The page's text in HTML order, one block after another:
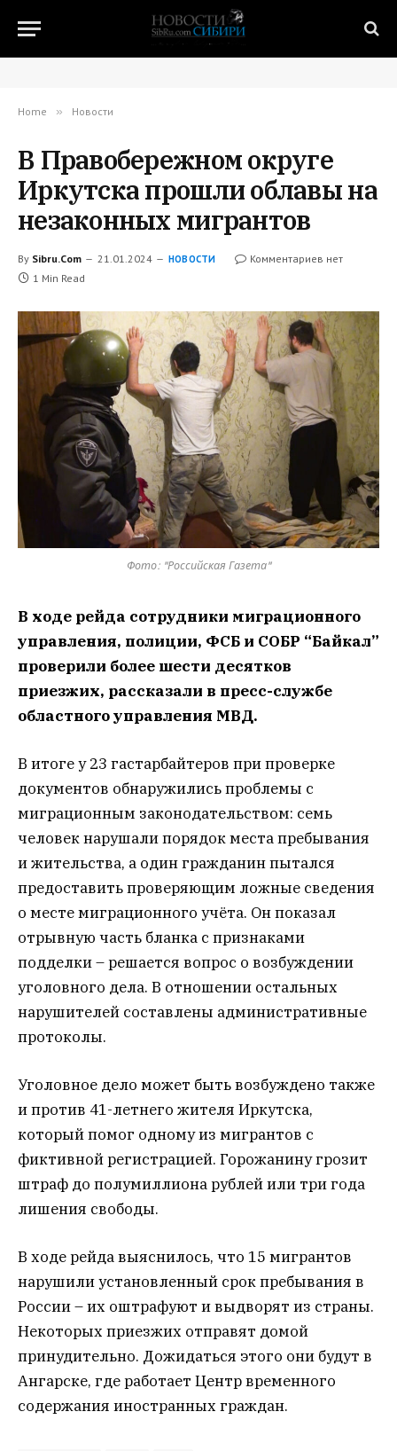
Home » Новости
В Правобережном округе
Иркутска прошли облавы на
незаконных мигрантов
By Sibru.Com 21.01.2024 НОВОСТИ
Комментариев нет
1 Min Read
Фото: "Российская Газета"
В ходе рейда сотрудники миграционного
управления, полиции, ФСБ и СОБР “Байкал”
проверили более шести десятков
приезжих, рассказали в пресс-службе
областного управления МВД.
В итоге у 23 гастарбайтеров при проверке
документов обнаружились проблемы с
миграционным законодательством: семь
человек нарушали порядок места пребывания
и жительства, а один гражданин пытался
предоставить проверяющим ложные сведения
о месте миграционного учёта. Он показал
отрывную часть бланка с признаками
подделки – решается вопрос о возбуждении
уголовного дела. В отношении остальных
нарушителей составлены административные
протоколы.
Уголовное дело может быть возбуждено также
и против 41-летнего жителя Иркутска,
который помог одному из мигрантов с
фиктивной регистрацией. Горожанину грозит
штраф до полумиллиона рублей или три года
лишения свободы.
В ходе рейда выяснилось, что 15 мигрантов
нарушили установленный срок пребывания в
России – их оштрафуют и выдворят из страны.
Некоторых приезжих отправят домой
принудительно. Дожидаться этого они будут в
Ангарске, где работает Центр временного
содержания иностранных граждан.